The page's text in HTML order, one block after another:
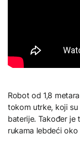
Robot od 1,8
tokom utrke, koji
baterije. Također
rukama lebdeći oko